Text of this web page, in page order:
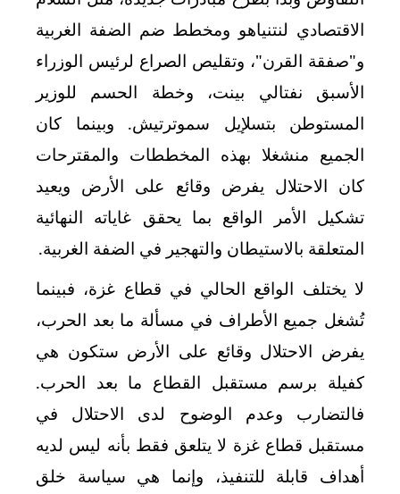
الاقتصادي لنتنياهو ومخطط ضم الضفة الغربية
و"صفقة القرن"، وتقليص الصراع لرئيس الوزراء
الأسبق نفتالي بينت، وخطة الحسم للوزير
المستوطن بتسلإيل سموترتيش. وبينما كان
الجميع منشغلا بهذه المخططات والمقترحات
كان الاحتلال يفرض وقائع على الأرض ويعيد
تشكيل الأمر الواقع بما يحقق غاياته النهائية
المتعلقة بالاستيطان والتهجير في الضفة الغربية.
لا يختلف الواقع الحالي في قطاع غزة، فبينما
تُشغل جميع الأطراف في مسألة ما بعد الحرب،
يفرض الاحتلال وقائع على الأرض ستكون هي
كفيلة برسم مستقبل القطاع ما بعد الحرب.
فالتضارب وعدم الوضوح لدى الاحتلال في
مستقبل قطاع غزة لا يتلعق فقط بأنه ليس لديه
أهداف قابلة للتنفيذ، وإنما هي سياسة خلق